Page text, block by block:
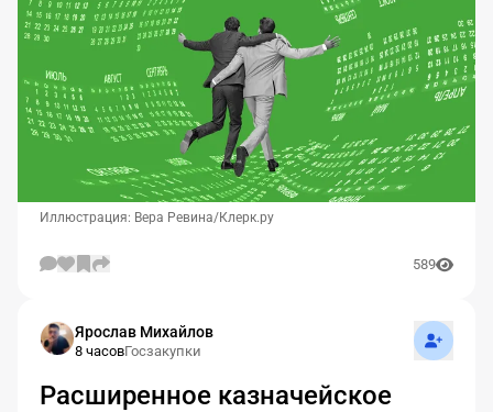
Иллюстрация: Вера Ревина/Клерк.ру
589
Ярослав Михайлов
8 часовГосзакупки
Расширенное казначейское